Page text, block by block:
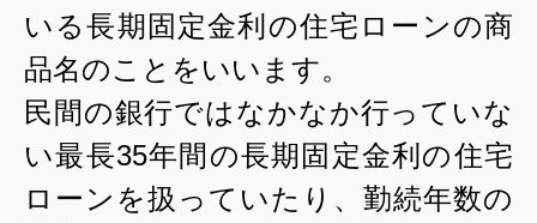
いる長期固定金利の住宅ローンの商
品名のことをいいます。
民間の銀行ではなかなか行っていな
い最長35年間の長期固定金利の住宅
ローンを扱っていたり、勤続年数の